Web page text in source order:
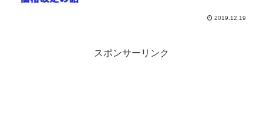
2019.12.19
スポンサーリンク